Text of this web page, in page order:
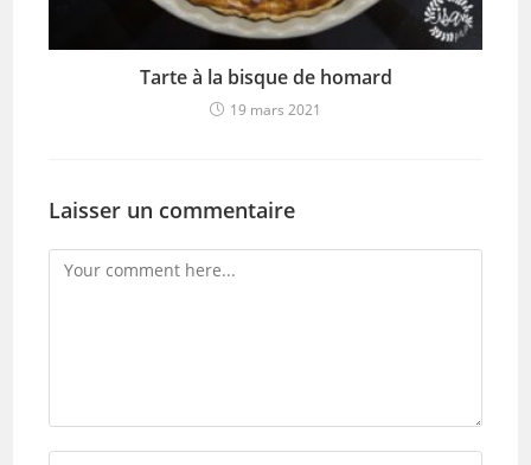
Tarte à la bisque de homard
19 mars 2021
Laisser un commentaire